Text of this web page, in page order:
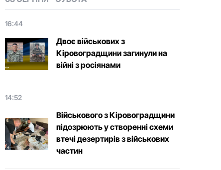
16:44
Двоє військових з
Кіровоградщини загинули на
війні з росіянами
14:52
Військового з Кіровоградщини
підозрюють у створенні схеми
втечі дезертирів з військових
частин